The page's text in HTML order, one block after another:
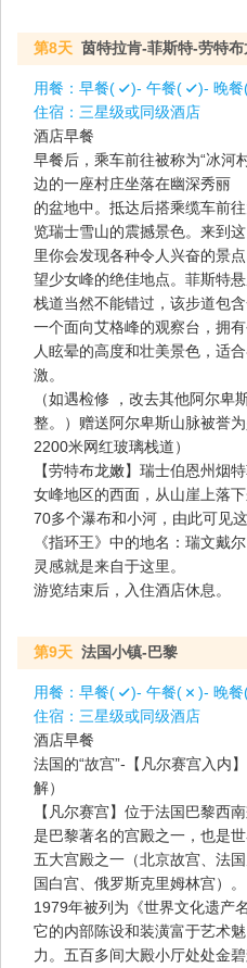
第8天 茵特拉肯-菲斯特-劳特
用餐： 早餐( )- 午餐( )- 晚餐
住宿： 三星级或同级酒店
酒店早餐
早餐后，乘车前往被称为“冰河
边的一座村庄坐落在幽深秀丽
的盆地中。抵达后搭乘缆车前
览瑞士雪山的震撼景色。来到这
里你会发现各种令人兴奋的景
望少女峰的绝佳地点。菲斯特
栈道当然不能错过，该步道包
一个面向艾格峰的观察台，拥
人眩晕的高度和壮美景色，适
激。
（如遇检修 ，改去其他阿尔卑
整。）赠送阿尔卑斯山脉被誉
2200米网红玻璃栈道）
【劳特布龙嫩】瑞士伯恩州烟
女峰地区的西面，从山崖上落
70多个瀑布和小河，由此可见
《指环王》中的地名：瑞文戴尔
灵感就是来自于这里。
游览结束后，入住酒店休息。
第9天 法国小镇-巴黎
用餐： 早餐( )- 午餐( )- 晚餐
住宿： 三星级或同级酒店
酒店早餐
法国的“故宫”-【凡尔赛宫入内
解）
【凡尔赛宫】位于法国巴黎西
是巴黎著名的宫殿之一，也是
五大宫殿之一（北京故宫、法
国白宫、俄罗斯克里姆林宫）。
1979年被列为《世界文化遗产
它的内部陈设和装潢富于艺术魅
力。五百多间大殿小厅处处金碧